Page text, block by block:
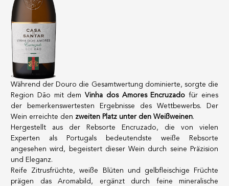
Während der Douro die Gesamtwertung dominierte, sorgte die
Region Dão mit demVinha dos Amores Encruzado für eines
der bemerkenswertesten Ergebnisse des Wettbewerbs. Der
Wein erreichte den zweiten Platz unter den Weißweinen.
Hergestellt aus der Rebsorte Encruzado, die von vielen
Experten als Portugals bedeutendste weiße Rebsorte
angesehen wird, begeistert dieser Wein durch seine Präzision
und Eleganz.
Reife Zitrusfrüchte, weiße Blüten und gelbfleischige Früchte
prägen das Aromabild, ergänzt durch feine mineralische